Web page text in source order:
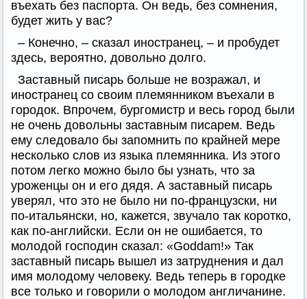
въехать без паспорта. Он ведь, без сомнения,
будет жить у вас?
– Конечно, – сказал иностранец, – и пробудет
здесь, вероятно, довольно долго.
Заставный писарь больше не возражал, и
иностранец со своим племянником въехали в
городок. Впрочем, бургомистр и весь город были
не очень довольны заставным писарем. Ведь
ему следовало бы запомнить по крайней мере
несколько слов из языка племянника. Из этого
потом легко можно было бы узнать, что за
уроженцы он и его дядя. А заставный писарь
уверял, что это не было ни по-французски, ни
по-итальянски, но, кажется, звучало так коротко,
как по-английски. Если он не ошибается, то
молодой господин сказал: «Goddam!» Так
заставный писарь вышел из затруднения и дал
имя молодому человеку. Ведь теперь в городке
все только и говорили о молодом англичанине.